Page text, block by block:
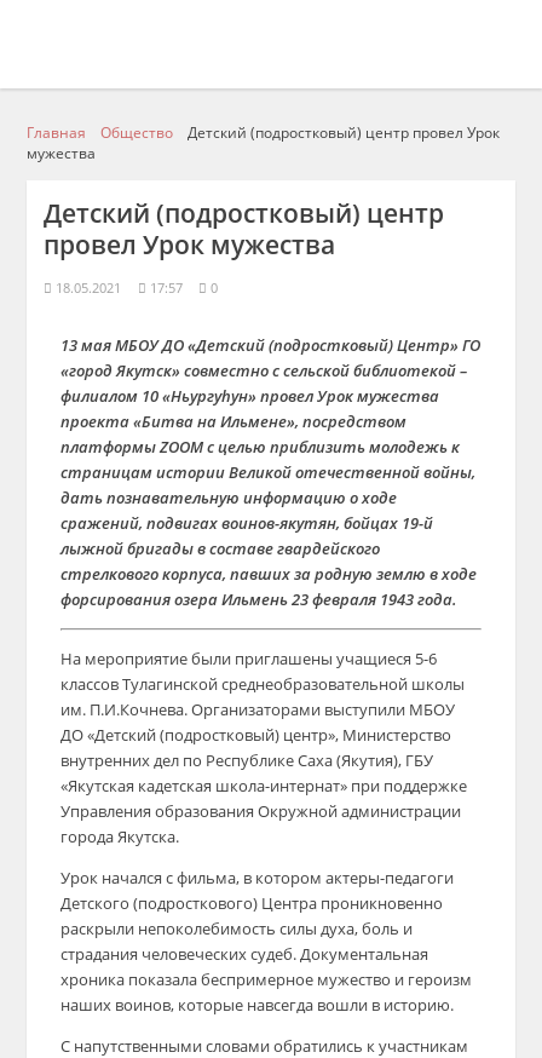
Главная Общество
Детский (подростковый) центр провел Урок
мужества
Детский (подростковый) центр
провел Урок мужества
18.05.2021 17:57 0
13 мая МБОУ ДО «Детский (подростковый) Центр» ГО
«город Якутск» совместно с сельской библиотекой –
филиалом 10 «Ньургуhун» провел Урок мужества
проекта «Битва на Ильмене», посредством
платформы ZOOM c целью приблизить молодежь к
страницам истории Великой отечественной войны,
дать познавательную информацию о ходе
сражений, подвигах воинов-якутян, бойцах 19-й
лыжной бригады в составе гвардейского
стрелкового корпуса, павших за родную землю в ходе
форсирования озера Ильмень 23 февраля 1943 года.
На мероприятие были приглашены учащиеся 5-6
классов Тулагинской среднеобразовательной школы
им. П.И.Кочнева. Организаторами выступили МБОУ
ДО «Детский (подростковый) центр», Министерство
внутренних дел по Республике Саха (Якутия), ГБУ
«Якутская кадетская школа-интернат» при поддержке
Управления образования Окружной администрации
города Якутска.
Урок начался с фильма, в котором актеры-педагоги
Детского (подросткового) Центра проникновенно
раскрыли непоколебимость силы духа, боль и
страдания человеческих судеб. Документальная
хроника показала беспримерное мужество и героизм
наших воинов, которые навсегда вошли в историю.
С напутственными словами обратились к участникам